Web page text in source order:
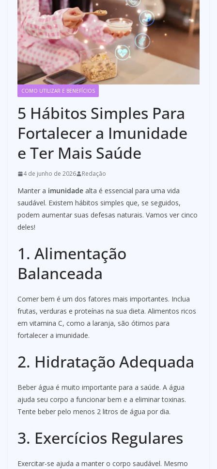
COMO UTILIZAR E BENEFÍCIOS
5 Hábitos Simples Para
Fortalecer a Imunidade
e Ter Mais Saúde
4 de junho de 2026 Redação
Manter a imunidade alta é essencial para uma vida
saudável. Existem hábitos simples que, se seguidos,
podem aumentar suas defesas naturais. Vamos ver cinco
deles!
1. Alimentação
Balanceada
Comer bem é um dos fatores mais importantes. Inclua
frutas, verduras e proteínas na sua dieta. Alimentos ricos
em vitamina C, como a laranja, são ótimos para
fortalecer a imunidade.
2. Hidratação Adequada
Beber água é muito importante para a saúde. A água
ajuda seu corpo a funcionar bem e a eliminar toxinas.
Tente beber pelo menos 2 litros de água por dia.
3. Exercícios Regulares
Exercitar-se ajuda a manter o corpo saudável. Mesmo